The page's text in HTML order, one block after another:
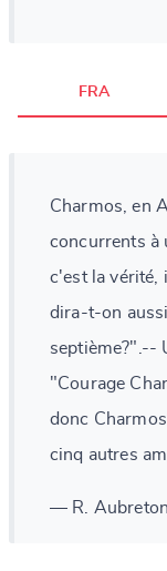
FRA
Charmos, en
concurrents à
c'est la vérité,
dira-t-on
septième?".--
"Courage
donc
cinq autres
— R. Aubreton